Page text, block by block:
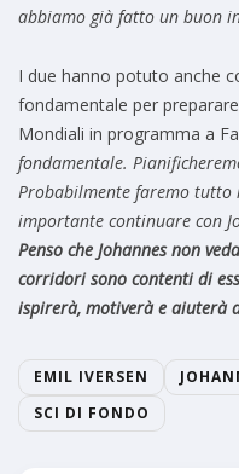
abbiamo già fatto un buon
I due hanno potuto anche
fondamentale per
Mondiali in programma a
fondamentale.
Probabilmente faremo tutto
importante continuare con
Penso che Johannes non
corridori sono contenti di
ispirerà, motiverà e aiuterà
EMIL IVERSEN
SCI DI FONDO